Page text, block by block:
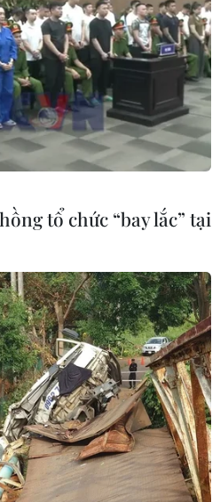
sỹ nghỉ hưu tham gia
19
của Bộ Y tế tại TP.HCM và
lời kêu gọi lực lượng y tế
sỹ đã nghỉ hưu tham gia
tổ chức “bay lắc” tại